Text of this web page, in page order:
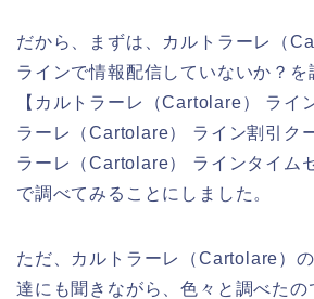
だから、まずは、カルトラーレ（
ラインで情報配信していないか？を
【カルトラーレ（Cartolare） ライ
ラーレ（Cartolare） ライン割引ク
ラーレ（Cartolare） ラインタイム
で調べてみることにしました。
ただ、カルトラーレ（Cartolare）
達にも聞きながら、色々と調べたの